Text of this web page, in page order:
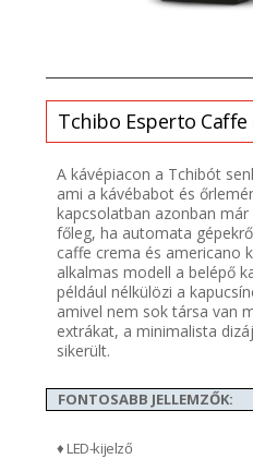
Tchibo Esperto Caffe
A kávépiacon a Tchibót
ami a kávébabot és
kapcsolatban azonban
főleg, ha automata
caffe crema és americano
alkalmas modell a belépő
például nélkülözi a
amivel nem sok társa van
extrákat, a minimalista
sikerült.
FONTOSABB JELLEMZŐK:
♦ LED-kijelző